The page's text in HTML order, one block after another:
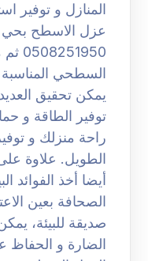
المنازل و توفير
عزل الاسطح بحي
السطحي المناسبة
يمكن تحقيق
توفير الطاقة و
راحة منزلك و
الطويل. علاوة على
أيضا أخذ
الصحافة بعين
صديقة للبيئة،
الضارة و الحفاظ